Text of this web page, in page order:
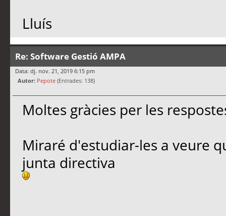
Lluís
Re: Software Gestió AMPA
Data: dj. nov. 21, 2019 6:15 pm
Autor: Pepote (Entrades: 138)
Moltes gràcies per les
Miraré d'estudiar-les a veure
junta directiva